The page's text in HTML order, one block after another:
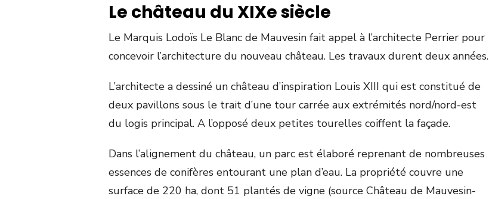
Le château du XIXe siècle
Le Marquis Lodoïs Le Blanc de Mauvesin fait appel à l’architecte Perrier pour
concevoir l’architecture du nouveau château. Les travaux durent deux années.
L’architecte a dessiné un château d’inspiration Louis XIII qui est constitué de
deux pavillons sous le trait d’une tour carrée aux extrémités nord/nord-est
du logis principal. A l’opposé deux petites tourelles coiffent la façade.
Dans l’alignement du château, un parc est élaboré reprenant de nombreuses
essences de conifères entourant une plan d’eau. La propriété couvre une
surface de 220 ha, dont 51 plantés de vigne (source Château de Mauvesin-